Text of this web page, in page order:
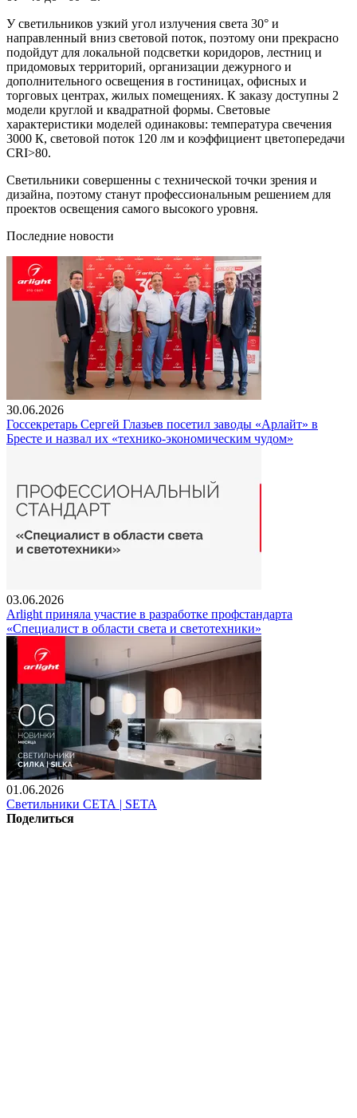
У светильников узкий угол излучения света 30° и
направленный вниз световой поток, поэтому они прекрасно
подойдут для локальной подсветки коридоров, лестниц и
придомовых территорий, организации дежурного и
дополнительного освещения в гостиницах, офисных и
торговых центрах, жилых помещениях. К заказу доступны 2
модели круглой и квадратной формы. Световые
характеристики моделей одинаковы: температура свечения
3000 К, световой поток 120 лм и коэффициент цветопередачи
CRI>80.
Светильники совершенны с технической точки зрения и
дизайна, поэтому станут профессиональным решением для
проектов освещения самого высокого уровня.
Последние новости
30.06.2026
Госсекретарь Сергей Глазьев посетил заводы «Арлайт» в
Бресте и назвал их «технико-экономическим чудом»
03.06.2026
Arlight приняла участие в разработке профстандарта
«Специалист в области света и светотехники»
01.06.2026
Светильники СЕТА | SETA
Поделиться